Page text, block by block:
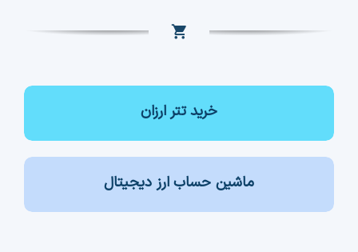
خرید تتر ارزان
ماشین حساب ارز دیجیتال